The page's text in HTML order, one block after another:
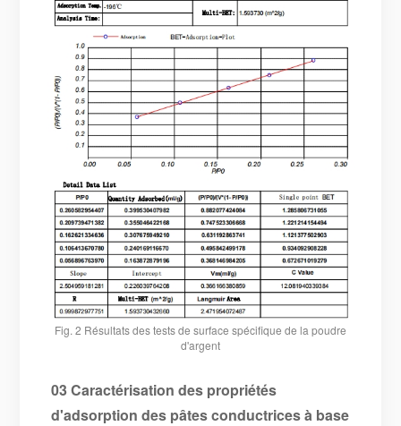
Fig. 2 Résultats des tests de surface spécifique de la poudre
d'argent
03 Caractérisation des propriétés
d'adsorption des pâtes conductrices à base